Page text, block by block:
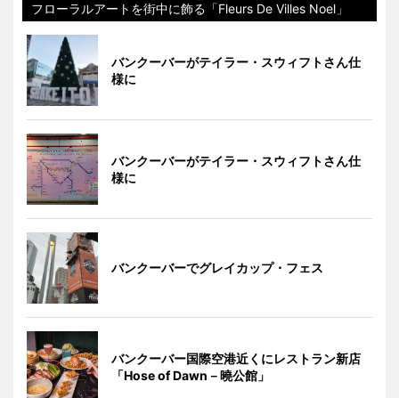
フローラルアートを街中に飾る「Fleurs De Villes Noel」
バンクーバーがテイラー・スウィフトさん仕
様に
バンクーバーがテイラー・スウィフトさん仕
様に
バンクーバーでグレイカップ・フェス
バンクーバー国際空港近くにレストラン新店
「Hose of Dawn－曉公館」